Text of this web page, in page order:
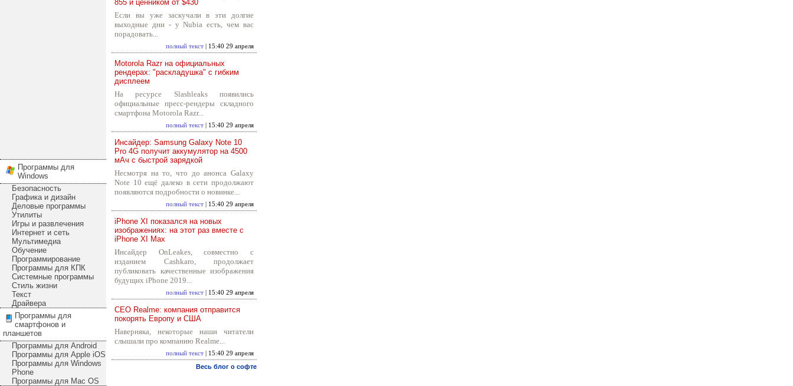
Программы для
Windows
Безопасность
Графика и дизайн
Деловые программы
Утилиты
Игры и развлечения
Интернет и сеть
Мультимедиа
Обучение
Программирование
Программы для КПК
Системные программы
Стиль жизни
Текст
Драйвера
Программы для
смартфонов и
планшетов
Программы для Android
Программы для Apple iOS
Программы для Windows
Phone
Программы для Mac OS
855 и ценником от $430
Если вы уже заскучали в эти долгие
выходные дни - у Nubia есть, чем вас
порадовать...
полный текст | 15:40 29 апреля
Motorola Razr на официальных
рендерах: "раскладушка" с гибким
дисплеем
На ресурсе Slashleaks появились
официальные пресс-рендеры складного
смартфона Motorola Razr...
полный текст | 15:40 29 апреля
Инсайдер: Samsung Galaxy Note 10
Pro 4G получит аккумулятор на 4500
мАч с быстрой зарядкой
Несмотря на то, что до анонса Galaxy
Note 10 ещё далеко в сети продолжают
появляются подробности о новинке...
полный текст | 15:40 29 апреля
iPhone XI показался на новых
изображениях: на этот раз вместе с
iPhone XI Max
Инсайдер OnLeakes, совместно с
изданием Cashkaro, продолжает
публиковать качественные изображения
будущих iPhone 2019...
полный текст | 15:40 29 апреля
CEO Realme: компания отправится
покорять Европу и США
Наверняка, некоторые наши читатели
слышали про компанию Realme...
полный текст | 15:40 29 апреля
Весь блог о софте